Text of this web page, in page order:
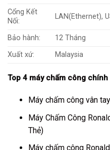
Cổng Kết
Nối:
LAN(Ethernet),
Bảo hành:
12 Tháng
Xuất xứ:
Malaysia
Top 4 máy chấm công chính
Máy chấm công vân
Máy Chấm Công
Thẻ)
Máy chấm công